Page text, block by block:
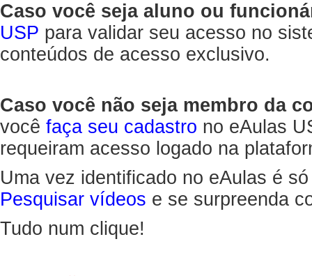
Caso você seja aluno ou
USP para validar seu acesso no
conteúdos de acesso exclusivo.
Caso você não seja membro da
você faça seu cadastro no eAulas
requeiram acesso logado na
Uma vez identificado no eAulas é
Pesquisar vídeos e se surpreenda
Tudo num clique!